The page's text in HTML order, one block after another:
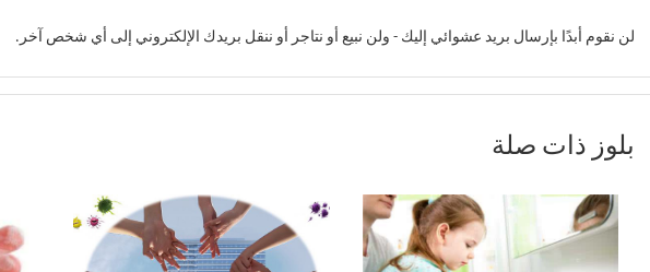
لن نقوم أبدًا بإرسال بريد عشوائي إليك - ولن نبيع أو نتاجر أو ننقل بريدك الإلكتروني إلى أي شخص آخر.
بلوز ذات صلة